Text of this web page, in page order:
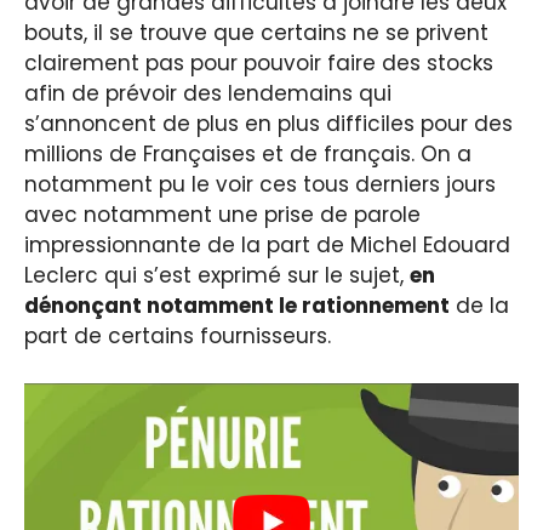
bouts, il se trouve que certains ne se privent
clairement pas pour pouvoir faire des stocks
afin de prévoir des lendemains qui
s’annoncent de plus en plus difficiles pour des
millions de Françaises et de français. On a
notamment pu le voir ces tous derniers jours
avec notamment une prise de parole
impressionnante de la part de Michel Edouard
Leclerc qui s’est exprimé sur le sujet, en
dénonçant notamment le rationnement de la
part de certains fournisseurs.